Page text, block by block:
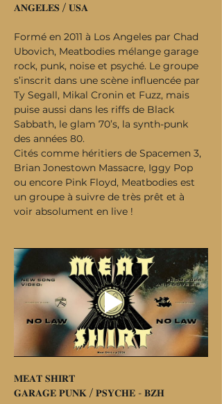
𝐀𝐍𝐆𝐄𝐋𝐄𝐒 / 𝐔𝐒𝐀
Formé en 2011 à Los Angeles par Chad
Ubovich, Meatbodies mélange garage
rock, punk, noise et psyché. Le groupe
s’inscrit dans une scène influencée par
Ty Segall, Mikal Cronin et Fuzz, mais
puise aussi dans les riffs de Black
Sabbath, le glam 70’s, la synth-punk
des années 80.
Cités comme héritiers de Spacemen 3,
Brian Jonestown Massacre, Iggy Pop
ou encore Pink Floyd, Meatbodies est
un groupe à suivre de très prêt et à
voir absolument en live !
𝐌𝐄𝐀𝐓 𝐒𝐇𝐈𝐑𝐓
𝐆𝐀𝐑𝐀𝐆𝐄 𝐏𝐔𝐍𝐊 / 𝐏𝐒𝐘𝐂𝐇𝐄 - 𝐁𝐙𝐇